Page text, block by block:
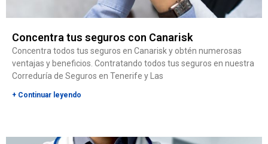
Concentra tus seguros con Canarisk
Concentra todos tus seguros en Canarisk y obtén numerosas
ventajas y beneficios. Contratando todos tus seguros en nuestra
Correduría de Seguros en Tenerife y Las
+ Continuar leyendo